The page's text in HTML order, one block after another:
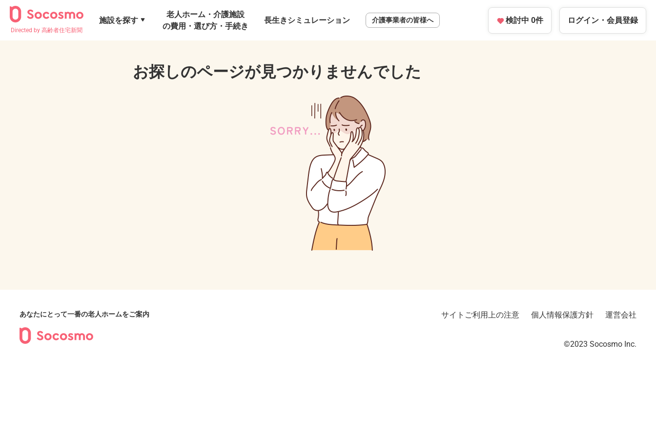
Directed by 高齢者住宅新聞
施設を探す
老人ホーム・介護施設
の費用・選び方・手続き
長生きシミュレーション 介護事業者の皆様へ 検討中 0件 ログイン・ 会員登録
お探しのページが見つかりませんでした
あなたにとって一番の老人ホームをご案内 サイトご利用上の注意 個人情報保護方針 運営会社
©2023︎ Socosmo Inc.